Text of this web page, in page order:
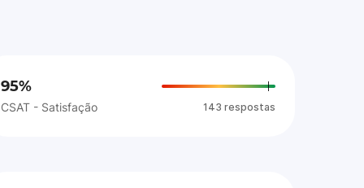
95%
CSAT - Satisfação 143 respostas